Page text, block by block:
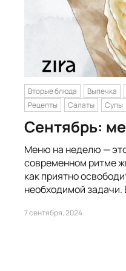
Вторые блюда Выпечка
Рецепты
Салаты Супы
Сентябрь:
Меню на неделю —
современном ритме
как приятно
необходимой задачи.
7 сентября, 2024